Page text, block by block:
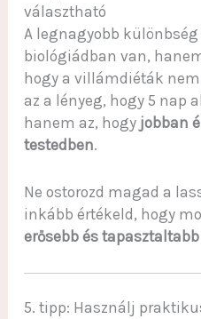
választható
A legnagyobb különbség
biológiádban van,
hogy a villámdiéták
az a lényeg, hogy 5 nap
hanem az, hogy jobban
testedben.
Ne ostorozd magad a
inkább értékeld, hogy
erősebb és tapasztaltabb
5. tipp: Használj